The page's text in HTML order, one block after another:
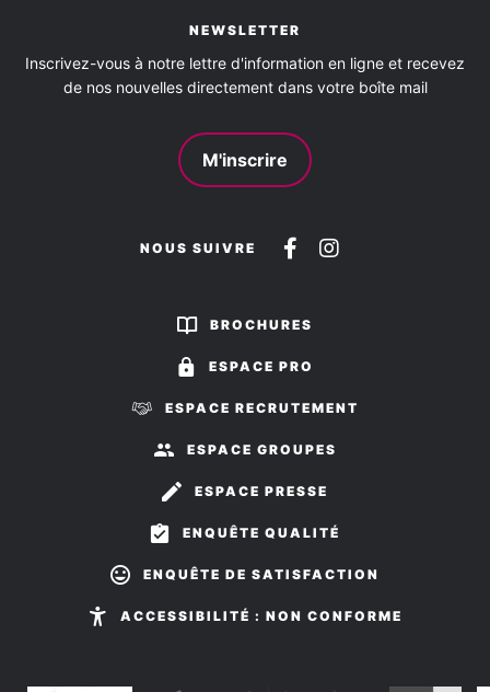
NEWSLETTER
Inscrivez-vous à notre lettre d'information en ligne et recevez
de nos nouvelles directement dans votre boîte mail
M'inscrire
NOUS SUIVRE
Suivez-
sur
Suivez-
BROCHURES
ESPACE PRO
ESPACE RECRUTEMENT
ESPACE GROUPES
ESPACE PRESSE
ENQUÊTE QUALITÉ
ENQUÊTE DE SATISFACTION
ACCESSIBILITÉ : NON CONFORME